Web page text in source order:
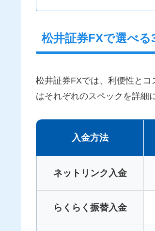
松井証券FXで選べ
松井証券FXでは、利便性と
はそれぞれのスペックを詳細
入金方法
ネットリンク入金
らくらく振替入金